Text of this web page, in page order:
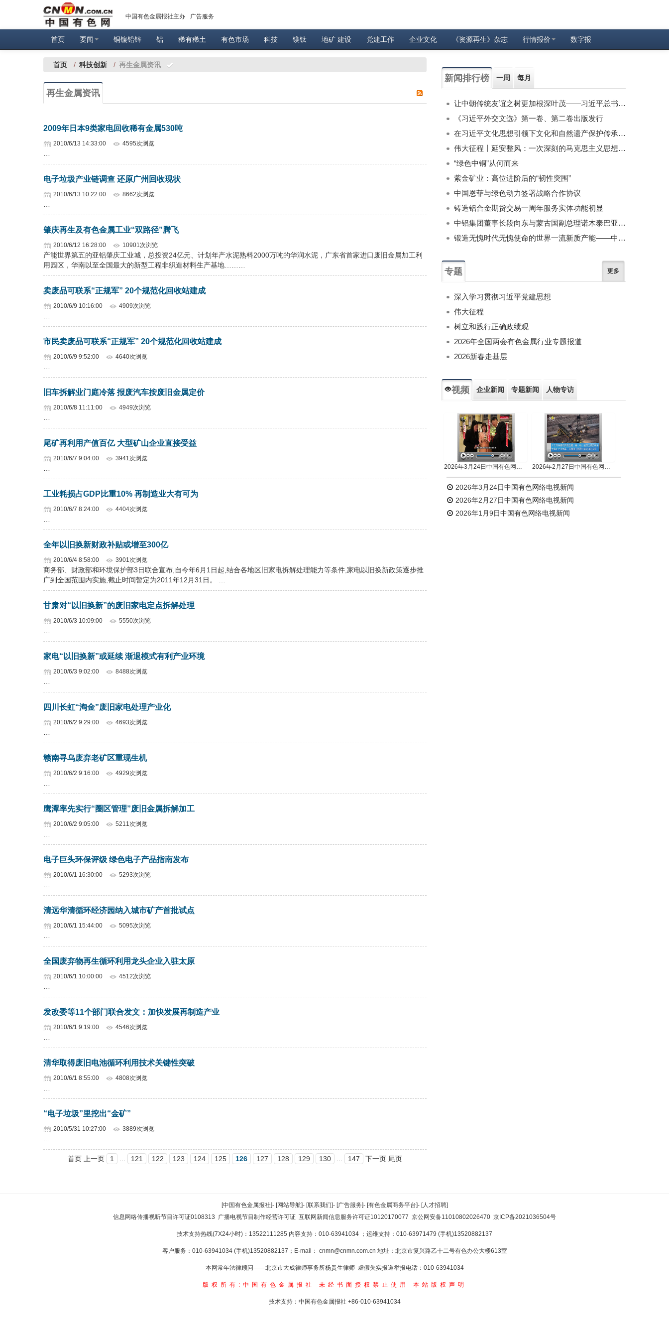
中国有色金属报社主办 广告服务
首页 要闻 铜镍铅锌 铝 稀有稀土 有色市场 科技 镁钛 地矿 建设 党建工作 企业文化 《资源再生》杂志 行情报价 数字报
首页 / 科技创新 / 再生金属资讯
再生金属资讯
2009年日本9类家电回收稀有金属530吨
2010/6/13 14:33:00 4595次浏览
电子垃圾产业链调查 还原广州回收现状
2010/6/13 10:22:00 8662次浏览
肇庆再生及有色金属工业“双路径”腾飞
2010/6/12 16:28:00 10901次浏览
产能世界第五的亚铝肇庆工业城，总投资24亿元、计划年产水泥熟料2000万吨的华润水泥，广东省首家进口废旧金属加工利
用园区，华南以至全国最大的新型工程非织造材料生产基地………
卖废品可联系“正规军” 20个规范化回收站建成
2010/6/9 10:16:00 4909次浏览
市民卖废品可联系“正规军” 20个规范化回收站建成
2010/6/9 9:52:00 4640次浏览
旧车拆解业门庭冷落 报废汽车按废旧金属定价
2010/6/8 11:11:00 4949次浏览
尾矿再利用产值百亿 大型矿山企业直接受益
2010/6/7 9:04:00 3941次浏览
工业耗损占GDP比重10% 再制造业大有可为
2010/6/7 8:24:00 4404次浏览
全年以旧换新财政补贴或增至300亿
2010/6/4 8:58:00 3901次浏览
商务部、财政部和环境保护部3日联合宣布,自今年6月1日起,结合各地区旧家电拆解处理能力等条件,家电以旧换新政策逐步推
广到全国范围内实施,截止时间暂定为2011年12月31日。 …
甘肃对“以旧换新”的废旧家电定点拆解处理
2010/6/3 10:09:00 5550次浏览
家电“以旧换新”或延续 渐退模式有利产业环境
2010/6/3 9:02:00 8488次浏览
四川长虹“淘金”废旧家电处理产业化
2010/6/2 9:29:00 4693次浏览
赣南寻乌废弃老矿区重现生机
2010/6/2 9:16:00 4929次浏览
鹰潭率先实行“圈区管理”废旧金属拆解加工
2010/6/2 9:05:00 5211次浏览
电子巨头环保评级 绿色电子产品指南发布
2010/6/1 16:30:00 5293次浏览
清远华清循环经济园纳入城市矿产首批试点
2010/6/1 15:44:00 5095次浏览
全国废弃物再生循环利用龙头企业入驻太原
2010/6/1 10:00:00 4512次浏览
发改委等11个部门联合发文：加快发展再制造产业
2010/6/1 9:19:00 4546次浏览
清华取得废旧电池循环利用技术关键性突破
2010/6/1 8:55:00 4808次浏览
“电子垃圾”里挖出“金矿”
2010/5/31 10:27:00 3889次浏览
首页 上一页 1 121 122 123 124 125 126 127 128 129 130 147 下一页 尾页
新闻排行榜 一周 每月
让中朝传统友谊之树更加根深叶茂——习近平总书记对朝鲜进行国事访问纪实
《习近平外交文选》第一卷、第二卷出版发行
在习近平文化思想引领下文化和自然遗产保护传承利用工作开创新局面
伟大征程丨延安整风：一次深刻的马克思主义思想教育运动
“绿色中铜”从何而来
紫金矿业：高位进阶后的“韧性突围”
中国恩菲与绿色动力签署战略合作协议
铸造铝合金期货交易一周年服务实体功能初显
中铝集团董事长段向东与蒙古国副总理诺木泰巴亚尔举行会谈
锻造无愧时代无愧使命的世界一流新质产能——中国有色金属工业的战略应对与破局之道（二）
专题 更多
深入学习贯彻习近平党建思想
伟大征程
树立和践行正确政绩观
2026年全国两会有色金属行业专题报道
2026新春走基层
视频 企业新闻 专题新闻 人物专访
2026年3月24日中国有色网络电视新闻 2026年2月27日中国有色网络电视新闻
2026年3月24日中国有色网络电视新闻
2026年2月27日中国有色网络电视新闻
2026年1月9日中国有色网络电视新闻
[中国有色金属报社]- [网站导航]- [联系我们]- [广告服务]- [有色金属商务平台]- [人才招聘]
信息网络传播视听节目许可证0108313 广播电视节目制作经营许可证 互联网新闻信息服务许可证10120170077 京公网安备11010802026470 京ICP备2021036504号
技术支持热线(7X24小时)：13522111285 内容支持：010-63941034 ；运维支持：010-63971479 (手机)13520882137
客户服务：010-63941034 (手机)13520882137；E-mail： cnmn@cnmn.com.cn 地址：北京市复兴路乙十二号有色办公大楼613室
本网常年法律顾问——北京市大成律师事务所杨贵生律师 虚假失实报道举报电话：010-63941034
版权所有:中国有色金属报社 未经书面授权禁止使用 本站版权声明
技术支持：中国有色金属报社 +86-010-63941034